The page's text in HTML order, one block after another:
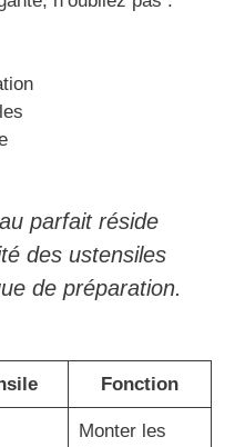
parfait réside
des ustensiles
de préparation.
Fonction
Monter les